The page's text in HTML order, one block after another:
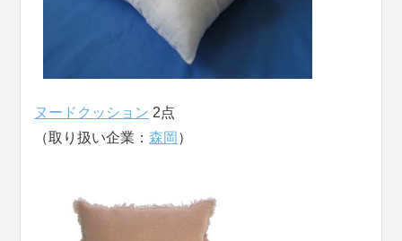
ヌードクッション 2点
（取り扱い企業：森岡 ）